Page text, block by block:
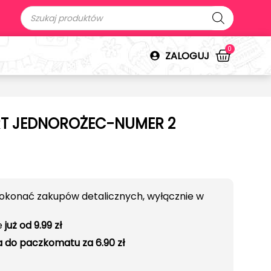
ZALOGUJ
0
JEDNOROŻEC-NUMER 2
zakupów detalicznych, wyłącznie w
już od 9.99 zł
paczkomatu za 6.90 zł